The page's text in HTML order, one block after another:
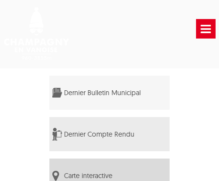
Dernier Bulletin Municipal
Dernier Compte Rendu
Carte interactive